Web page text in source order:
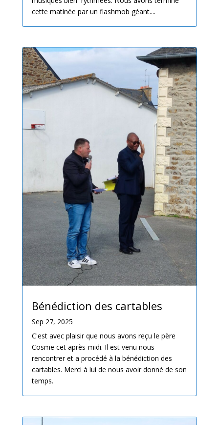
cette matinée par un flashmob géant....
Bénédiction des cartables
Sep 27, 2025
C'est avec plaisir que nous avons reçu le père
Cosme cet après-midi. Il est venu nous
rencontrer et a procédé à la bénédiction des
cartables. Merci à lui de nous avoir donné de son
temps.